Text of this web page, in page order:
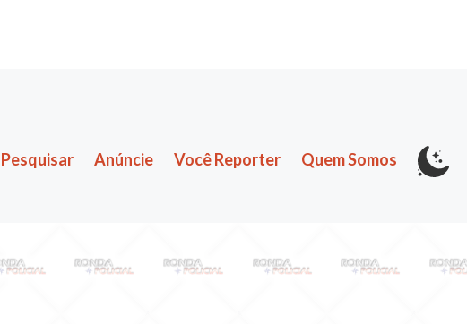
Pesquisar Anúncie Você Reporter Quem Somos